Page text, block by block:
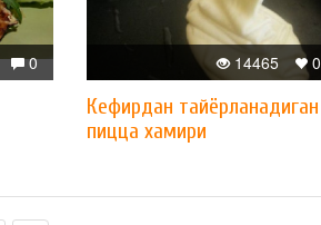
0 0
14465
Кефирдан тайёрланадиган
пицца хамири